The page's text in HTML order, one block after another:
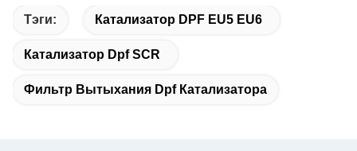
Тэги: Катализатор DPF EU5 EU6
Катализатор Dpf SCR
Фильтр Вытыхания Dpf Катализатора